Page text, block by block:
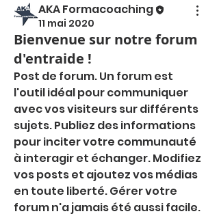
AKA Formacoaching
11 mai 2020
Bienvenue sur notre forum
d'entraide !
Post de forum. Un forum est
l'outil idéal pour communiquer
avec vos visiteurs sur différents
sujets. Publiez des informations
pour inciter votre communauté
à interagir et échanger. Modifiez
vos posts et ajoutez vos médias
en toute liberté. Gérer votre
forum n'a jamais été aussi facile.